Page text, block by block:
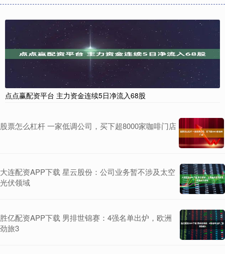
点点赢配资平台 主力资金连续5日净流入68股
股票怎么杠杆 一家低调公司，买下超8000家咖啡门店
大连配资APP下载 星云股份：公司业务暂不涉及太空
光伏领域
胜亿配资APP下载 男排世锦赛：4强名单出炉，欧洲
劲旅3